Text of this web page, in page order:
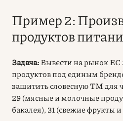
Пример 2:
продуктов
Задача:Вывести на рынок
продуктов под единым
защитить словесную ТМ для
29 (мясные и молочные
бакалея), 31 (свежие фрукты